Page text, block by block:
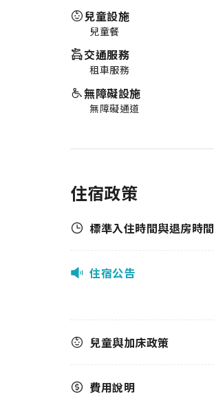
兒童設施
兒童餐
交通服務
租車服務
無障礙設施
無障礙通道
住宿政策
標準入住時間與退房時間
住宿公告
兒童與加床政策
費用說明